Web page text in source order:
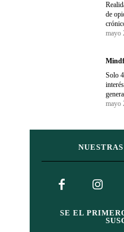
de
mayo
Solo
mayo
SE EL